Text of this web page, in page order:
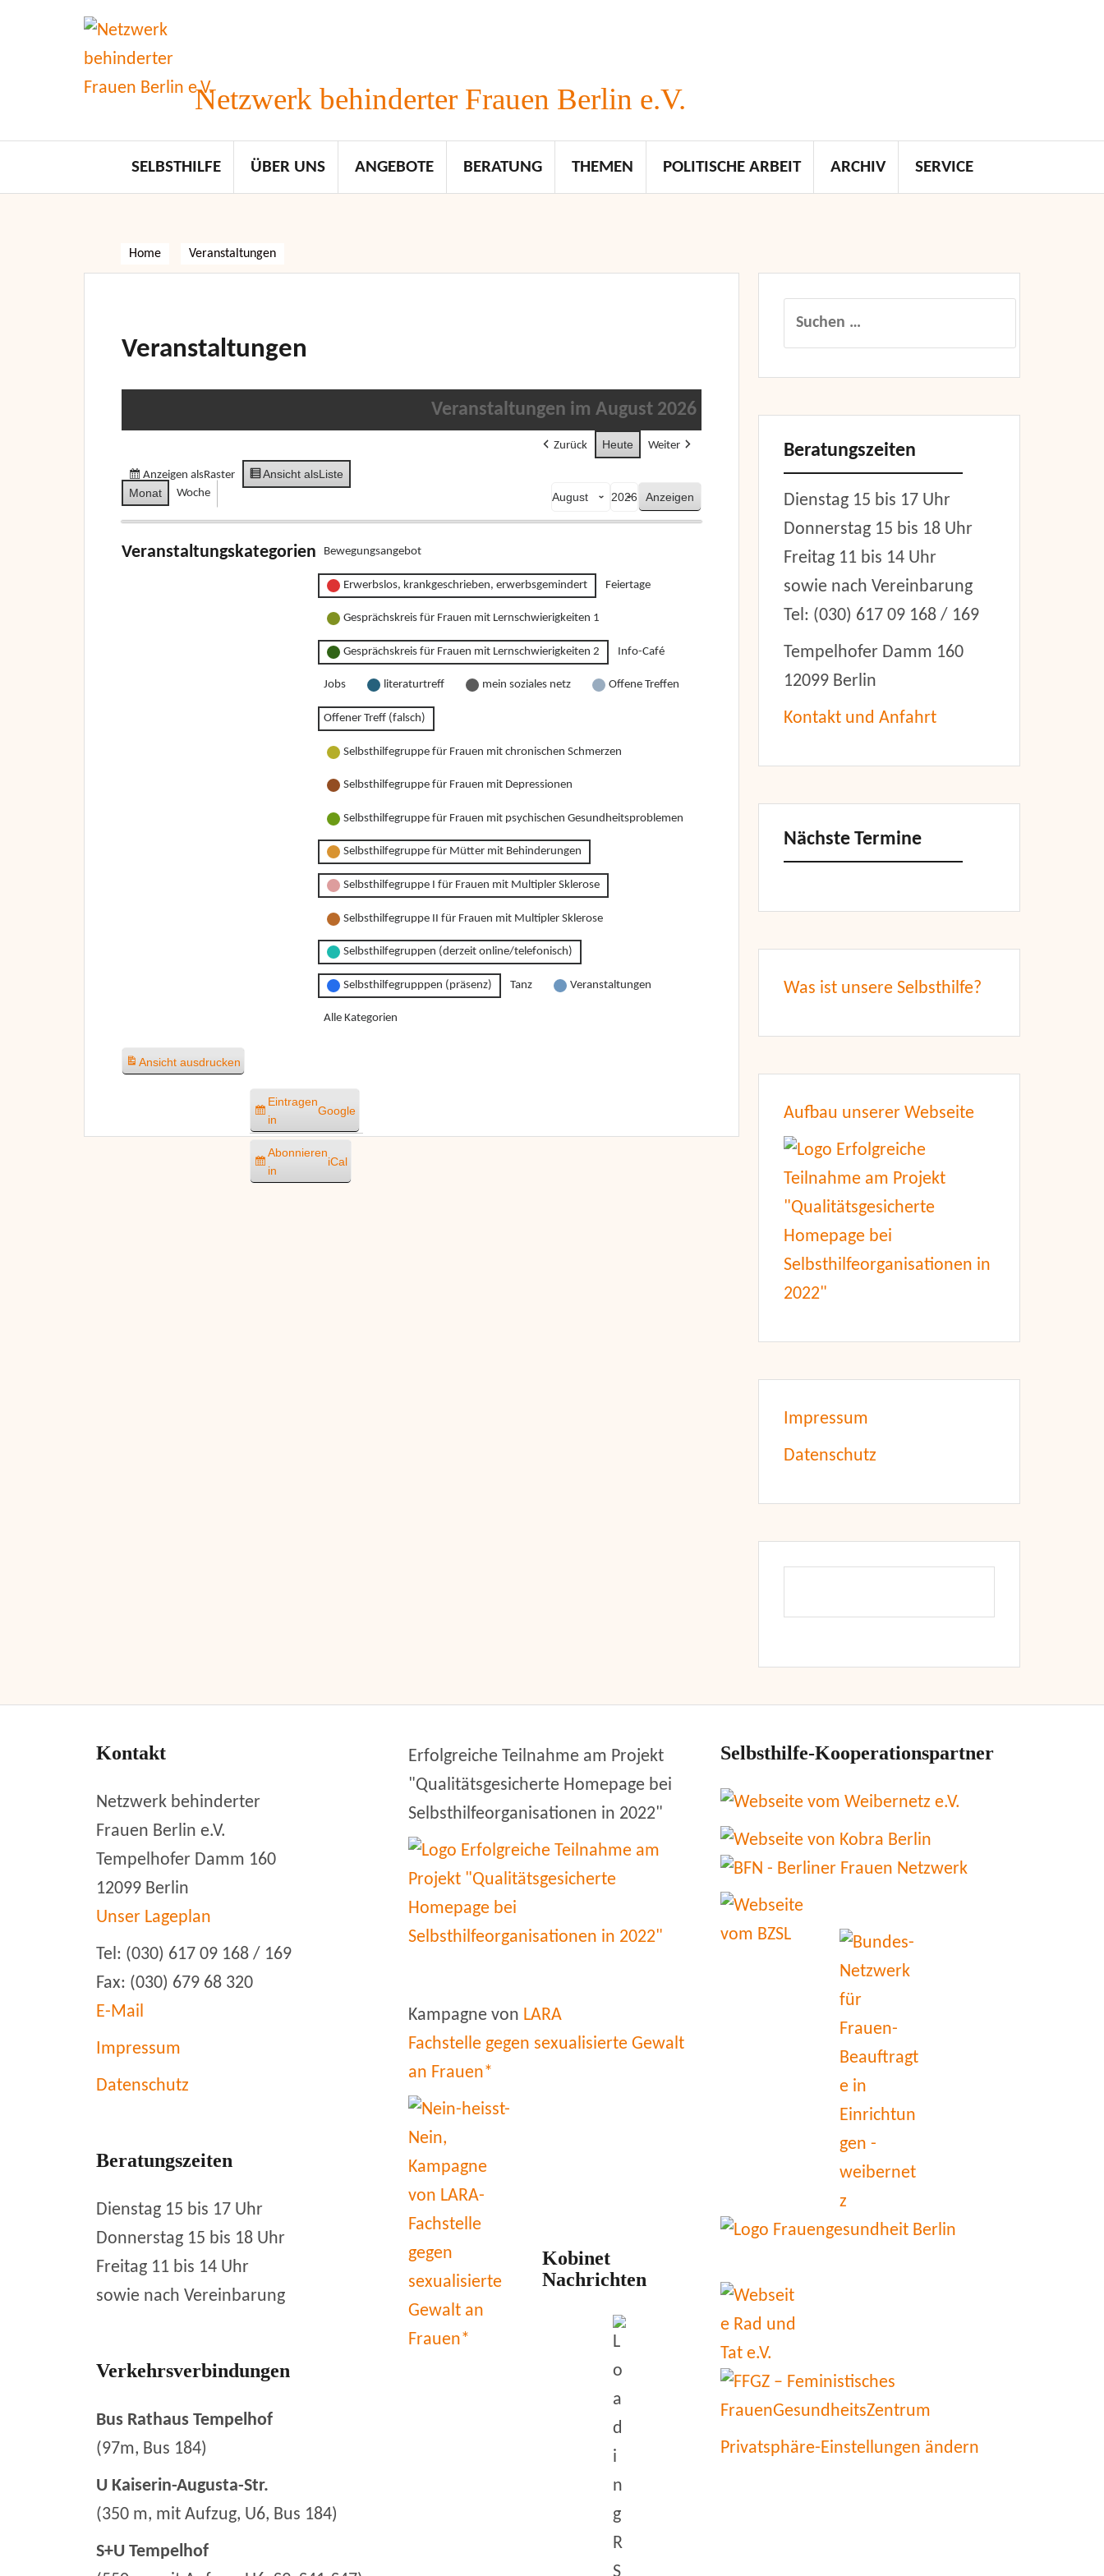
Netzwerk behinderter Frauen Berlin e.V.
SELBSTHILFE ÜBER UNS ANGEBOTE BERATUNG THEMEN POLITISCHE ARBEIT ARCHIV SERVICE
Home Veranstaltungen
Veranstaltungen
Veranstaltungen im August 2026
Anzeigen alsRaster Ansicht alsListe
Monat
Woche
Zurück Heute Weiter
Veranstaltungskategorien Bewegungsangebot
Erwerbslos, krankgeschrieben, erwerbsgemindert Feiertage
Gesprächskreis für Frauen mit Lernschwierigkeiten 1
Gesprächskreis für Frauen mit Lernschwierigkeiten 2 Info-Café
Jobs literaturtreff mein soziales netz Offene Treffen
Offener Treff (falsch)
Selbsthilfegruppe für Frauen mit chronischen Schmerzen
Selbsthilfegruppe für Frauen mit Depressionen
Selbsthilfegruppe für Frauen mit psychischen Gesundheitsproblemen
Selbsthilfegruppe für Mütter mit Behinderungen
Selbsthilfegruppe I für Frauen mit Multipler Sklerose
Selbsthilfegruppe II für Frauen mit Multipler Sklerose
Selbsthilfegruppen (derzeit online/telefonisch)
Selbsthilfegrupppen (präsenz) Tanz Veranstaltungen
Alle Kategorien
Ansicht ausdrucken
Eintragen
in
Google
Abonnieren
in
iCal
Suchen
Beratungszeiten
Dienstag 15 bis 17 Uhr
Donnerstag 15 bis 18 Uhr
Freitag 11 bis 14 Uhr
sowie nach Vereinbarung
Tel: (030) 617 09 168 / 169
Tempelhofer Damm 160
12099 Berlin
Kontakt und Anfahrt
Nächste Termine
Was ist unsere Selbsthilfe?
Aufbau unserer Webseite
Impressum
Datenschutz
Kontakt
Netzwerk behinderter
Frauen Berlin e.V.
Tempelhofer Damm 160
12099 Berlin
Unser Lageplan
Tel: (030) 617 09 168 / 169
Fax: (030) 679 68 320
E-Mail
Impressum
Datenschutz
Beratungszeiten
Dienstag 15 bis 17 Uhr
Donnerstag 15 bis 18 Uhr
Freitag 11 bis 14 Uhr
sowie nach Vereinbarung
Verkehrsverbindungen
Bus Rathaus Tempelhof
(97m, Bus 184)
U Kaiserin-Augusta-Str.
(350 m, mit Aufzug, U6, Bus 184)
S+U Tempelhof
Erfolgreiche Teilnahme am Projekt
"Qualitätsgesicherte Homepage bei
Selbsthilfeorganisationen in 2022"
Kampagne von LARA
Fachstelle gegen sexualisierte Gewalt
an Frauen*
Kobinet
Nachrichten
Selbsthilfe-Kooperationspartner
Privatsphäre-Einstellungen ändern